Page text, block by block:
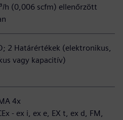
h (0,006 scfm) ellenőrzött
2 Határértékek (elektronikus,
vagy kapacitív)
4x
- ex i, ex e, EX t, ex d, FM,